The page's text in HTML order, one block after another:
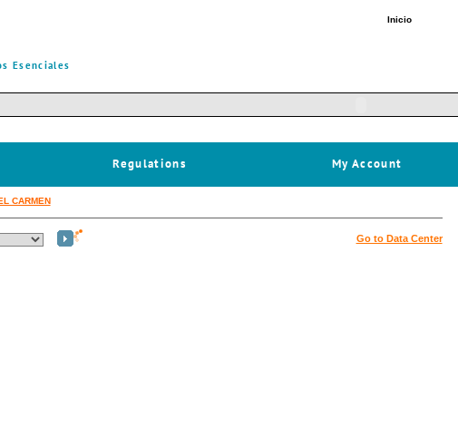
Inicio
Esenciales
Regulations My Account
CARMEN
Go to Data Center